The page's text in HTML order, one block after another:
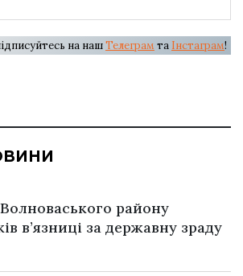
на нашТелеграм та Інстаграм!
району
в’язниці за державну зраду